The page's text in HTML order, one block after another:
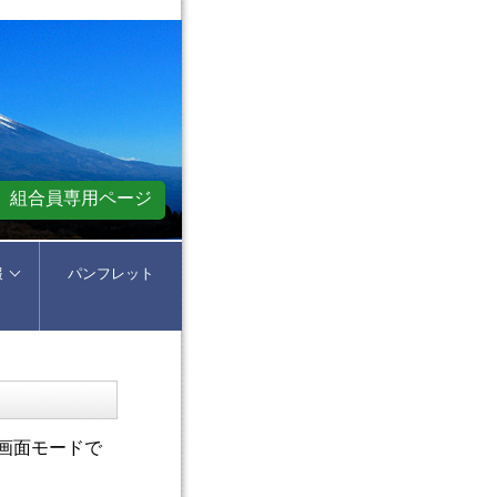
組合員専用ページ
パンフレット
面モードで